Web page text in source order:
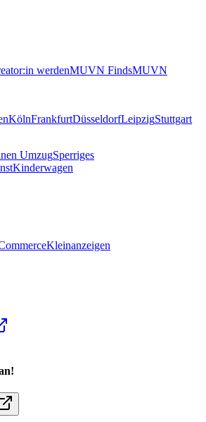
werdenMUVN FindsMUVN
KölnFrankfurtDüsseldorfLeipzigStuttgart
UmzugSperriges
Kinderwagen
Kleinanzeigen